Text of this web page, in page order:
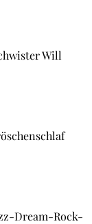
Will
Dream-Rock-